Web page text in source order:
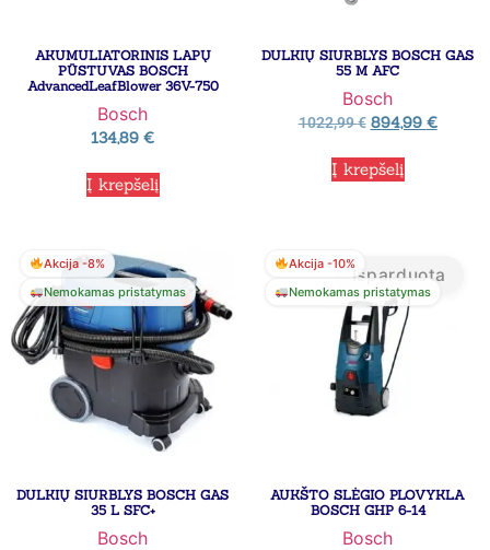
AKUMULIATORINIS LAPŲ
PŪSTUVAS BOSCH
AdvancedLeafBlower 36V-750
Bosch
134,89 €
Į krepšelį
DULKIŲ SIURBLYS BOSCH GAS
55 M AFC
Bosch
1022,99€ 894,99 €
Į krepšelį
Akcija -8%
Nemokamas pristatymas
DULKIŲ SIURBLYS BOSCH GAS
35 L SFC+
Bosch
Akcija -10%
Nemokamas pristatymas
Išparduota
AUKŠTO SLĖGIO PLOVYKLA
BOSCH GHP 6-14
Bosch